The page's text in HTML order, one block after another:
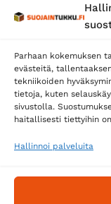
Parhaan kokemuksen
evästeitä,
tekniikoiden
tietoja, kuten
sivustolla.
haitallisesti tiettyihin
Hallinnoi palveluita
Toimitustavat
Posti
Matkahuolto